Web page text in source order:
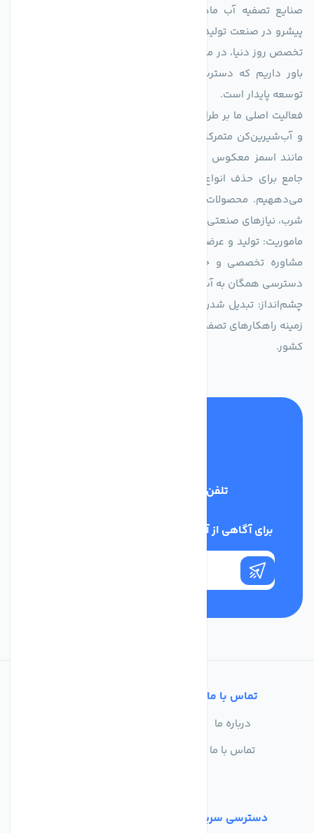
پیشرو در صنعت تولید تجهیزات تصفیه آب، با تکیه بر دانش فنی و
تخصص روز دنیا، در مسیر تأمین آب سالم و پایدار گام برمی‌دارد. ما
باور داریم که دسترسی به آب پاک، یک حق اساسی و زیربنای
توسعه پایدار است.
فعالیت اصلی ما بر طراحی و تولید سیستم‌های پیشرفته تصفیه آب
و آب‌شیرین‌کن متمرکز است. ما با بهره‌گیری از فناوری‌های نوین
جامع برای حذف انواع آلاینده‌ها، املاح و نمک از منابع آبی ارائه
می‌دههیم. محصولات ما برای مصارف متنوعی از جمله تأمین آب
شرب، نیازهای صنعتی و کشاورزی طراحی و بهینه‌سازی شده‌اند.
ماموریت: تولید و عرضه محصولاتی با بالاترین استاندارد کیفی، ارائه
مشاوره تخصصی و خدمات پس از فروش مطمئن برای تضمین
دسترسی همگان به آب پاک و سالم.
چشم‌انداز: تبدیل شدن به انتخاب اول صنایع و مصرف‌کنندگان در
زمینه راهکارهای تصفیه آب و ایفای نقشی کلیدی در حفظ منابع آبی
کشور.
تلفن پشتیبانی
برای آگاهی از آخرین اخبار در خبرنامه ما عضو شوید
تماس با ما
درباره ما
تماس با ما
دسترسی سریع